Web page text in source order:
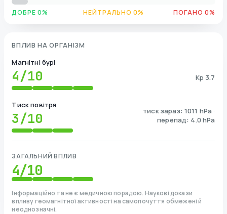
ДОБРЕ 0% НЕЙТРАЛЬНО 0% ПОГАНО 0%
ВПЛИВ НА ОРГАНІЗМ
Магнітні бурі
4/10 Kp 3.7
Тиск повітря
3/10
тиск зараз: 1011 hPa ·
перепад: 4.0 hPa
ЗАГАЛЬНИЙ ВПЛИВ
4/10
Інформаційно та не є медичною порадою. Наукові докази
впливу геомагнітної активності на самопочуття обмежені й
неоднозначні.